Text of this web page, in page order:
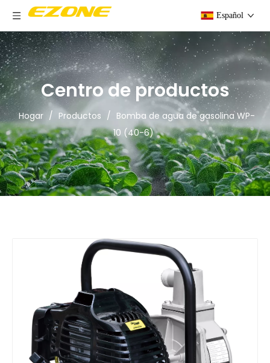
Español
Centro de productos
Hogar / Productos / Bomba de agua de gasolina WP-
10 (40-6)